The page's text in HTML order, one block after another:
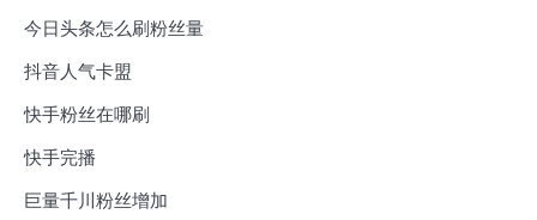
今日头条怎么刷粉丝量
抖音人气卡盟
快手粉丝在哪刷
快手完播
巨量千川粉丝增加